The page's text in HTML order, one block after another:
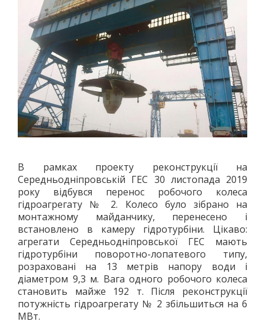
ВЕЛИКИЙ
НАСТІЛЬНИЙ
ВОДНІ ВИДИ
ПОЛО
ПЛАВАННЯ
СТРИБКИ З ТРАМПЛІНУ
СИНХРОННЕ ПЛАВАННЯ
ГІМНАСТИКА
ХУДОЖНЯ
СПОРТИВНА
АКРОБАТИКА
СТРИБКИ НА БАТУТІ
ЗИМОВІ ВОДИ
ХОКЕЙ
БІГ НА КОНЬКАХ
ФІГУРНЕ КАТАННЯ
В рамках проекту реконструкції на
Середньодніпровській ГЕС 30 листопада 2019
року відбувся перенос робочого колеса
гідроагрегату № 2. Колесо було зібрано на
монтажному майданчику, перенесено і
встановлено в камеру гідротурбіни. Цікаво:
агрегати Середньодніпровської ГЕС мають
гідротурбіни поворотно-лопатевого типу,
розраховані на 13 метрів напору води і
діаметром 9,3 м. Вага одного робочого колеса
становить майже 192 т. Після реконструкції
потужність гідроагрегату № 2 збільшиться на 6
МВт.